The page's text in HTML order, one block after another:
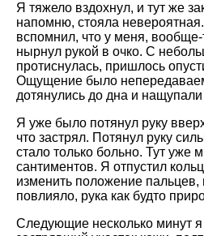
Я тяжело вздохнул, и тут же
напомню, стояла
вспомнил, что у меня,
нырнул рукой в очко. С
протиснулась, пришлось
Ощущение было
дотянулись до дна и
Я уже было потянул руку
что застрял. Потянул руку
стало только больно. Тут уже
сантиментов. Я отпустил
изменить положение пальцев,
повлияло, рука как будто
Следующие несколько минут